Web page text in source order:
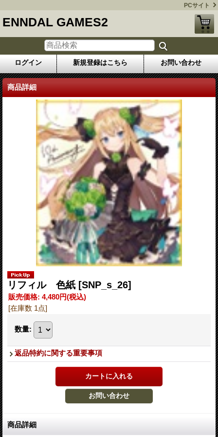
PCサイト
ENNDAL GAMES2
ログイン 新規登録はこちら お問い合わせ
商品詳細
リフィル 色紙 [SNP_s_26]
販売価格: 4,480円(税込)
[在庫数 1点]
数量:
返品特約に関する重要事項
商品詳細